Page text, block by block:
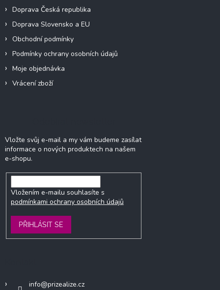
Doprava Česká republika
Doprava Slovensko a EU
Obchodní podmínky
Podmínky ochrany osobních údajů
Moje objednávka
Vrácení zboží
Vložte svůj e-mail a my vám budeme zasílat
informace o nových produktech na našem
e-shopu.
Vložením e-mailu souhlasíte s
podmínkami ochrany osobních údajů
PŘIHLÁSIT SE
info@prizealize.cz